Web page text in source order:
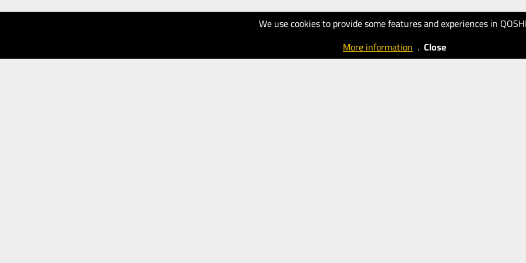
We use cookies to provide some features and experiences in
More information . Close